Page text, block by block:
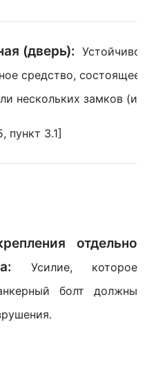
(дверь): Устойчивое к
средство, состоящее из
нескольких замков (или
пункт 3.1]
отдельно
Усилие, которое
болт должны